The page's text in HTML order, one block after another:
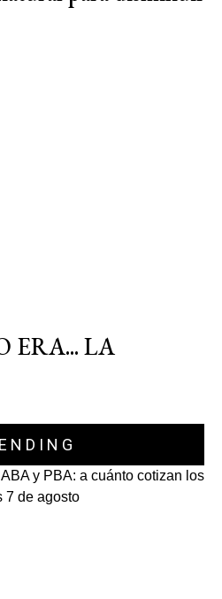
ERA... LA